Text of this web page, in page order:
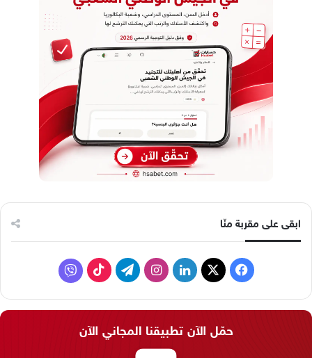
ابقى على مقربة منّا
ف
ت
ف
ا
حمّل الآن تطبيقنا المجاني الآن